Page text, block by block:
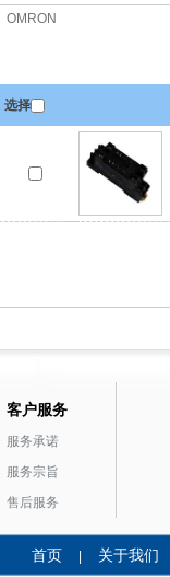
OMRON
选择
客户服务
服务承诺
服务宗旨
售后服务
首页 关于我们